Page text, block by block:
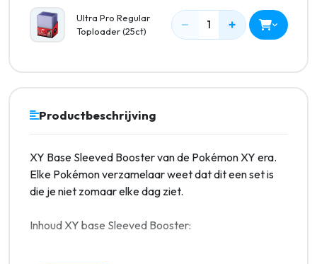
Ultra Pro Regular
Toploader (25ct)
− 1 +
Productbeschrijving
XY Base Sleeved Booster van de Pokémon XY era.
Elke Pokémon verzamelaar weet dat dit een set is
die je niet zomaar elke dag ziet.
Inhoud XY base Sleeved Booster: